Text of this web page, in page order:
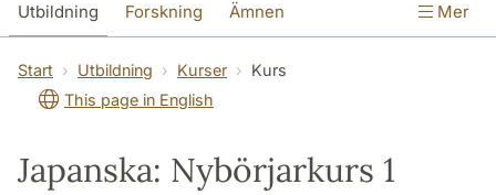
Utbildning Forskning Ämnen
SOL-husen Kontakt Institutionen
översättning till svenska
Mer
Start Utbildning Kurser
Kurs
This page in English
Japanska: Nybörjarkurs 1